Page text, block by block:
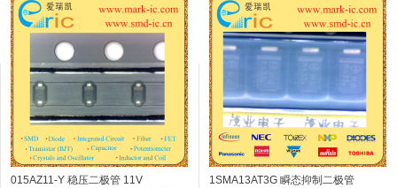
015AZ11-Y 稳压二极管 11V
1SMA13AT3G 瞬态抑制二极管
BF776 NPN三极管 13V 50mA 46Ghz
2SC5108-Y NPN三极管 20V 30mA
NJU7241F31 LDO电压调整器/稳压电
NJU7241F50 LDO电压调整器/稳压电
2SK210-GR N沟道结型场效应管 18v
2SK3230 N沟道结型场效应管 20v